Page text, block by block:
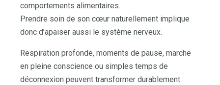
comportements alimentaires.
Prendre soin de son cœur naturellement implique
donc d’apaiser aussi le système nerveux.
Respiration profonde, moments de pause, marche
en pleine conscience ou simples temps de
déconnexion peuvent transformer durablement